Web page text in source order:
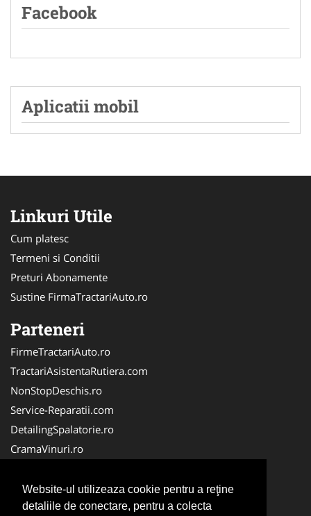
Website-ul utilizeaza cookie pentru a reţine
detaliile de conectare, pentru a colecta
Facebook
Aplicatii mobil
Linkuri Utile
Cum platesc
Termeni si Conditii
Preturi Abonamente
Sustine FirmaTractariAuto.ro
Parteneri
FirmeTractariAuto.ro
TractariAsistentaRutiera.com
NonStopDeschis.ro
Service-Reparatii.com
DetailingSpalatorie.ro
CramaVinuri.ro
FirmaPieseAuto.ro
Anvelope-Sh.com